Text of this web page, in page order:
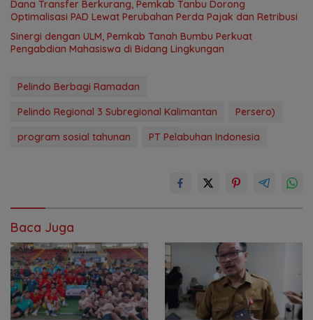
Dana Transfer Berkurang, Pemkab Tanbu Dorong
Optimalisasi PAD Lewat Perubahan Perda Pajak dan Retribusi
Sinergi dengan ULM, Pemkab Tanah Bumbu Perkuat
Pengabdian Mahasiswa di Bidang Lingkungan
Pelindo Berbagi Ramadan
Pelindo Regional 3 Subregional Kalimantan
Persero)
program sosial tahunan
PT Pelabuhan Indonesia
Baca Juga